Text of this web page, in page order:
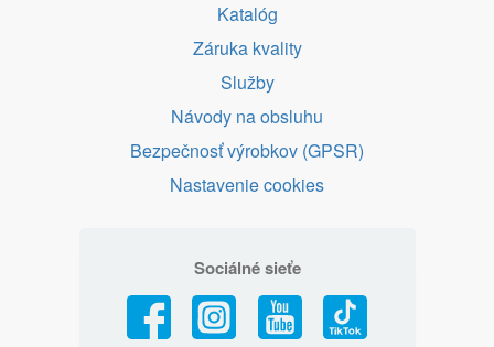
Katalóg
Záruka kvality
Služby
Návody na obsluhu
Bezpečnosť výrobkov (GPSR)
Nastavenie cookies
Sociálné sieťe